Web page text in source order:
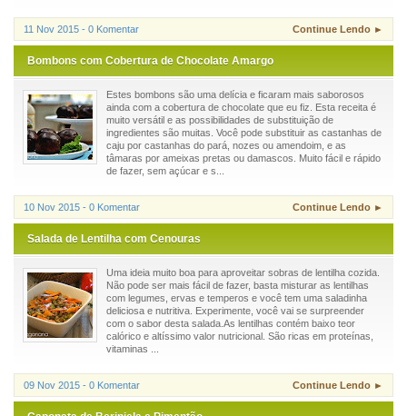
11 Nov 2015 - 0 Komentar Continue Lendo ►
Bombons com Cobertura de Chocolate Amargo
Estes bombons são uma delícia e ficaram mais saborosos
ainda com a cobertura de chocolate que eu fiz. Esta receita é
muito versátil e as possibilidades de substituição de
ingredientes são muitas. Você pode substituir as castanhas de
caju por castanhas do pará, nozes ou amendoim, e as
tâmaras por ameixas pretas ou damascos. Muito fácil e rápido
de fazer, sem açúcar e s...
10 Nov 2015 - 0 Komentar Continue Lendo ►
Salada de Lentilha com Cenouras
Uma ideia muito boa para aproveitar sobras de lentilha cozida.
Não pode ser mais fácil de fazer, basta misturar as lentilhas
com legumes, ervas e temperos e você tem uma saladinha
deliciosa e nutritiva. Experimente, você vai se surpreender
com o sabor desta salada.As lentilhas contém baixo teor
calórico e altíssimo valor nutricional. São ricas em proteínas,
vitaminas ...
09 Nov 2015 - 0 Komentar Continue Lendo ►